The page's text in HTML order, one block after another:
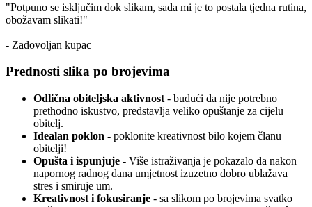
"Potpuno se isključim dok slikam, sada mi je to postala tjedna rutina,
obožavam slikati!"
- Zadovoljan kupac
Prednosti slika po brojevima
Odlična obiteljska aktivnost - budući da nije potrebno
prethodno iskustvo, predstavlja veliko opuštanje za cijelu
obitelj.
Idealan poklon - poklonite kreativnost bilo kojem članu
obitelji!
Opušta i ispunjuje - Više istraživanja je pokazalo da nakon
napornog radnog dana umjetnost izuzetno dobro ublažava
stres i smiruje um.
Kreativnost i fokusiranje - sa slikom po brojevima svatko